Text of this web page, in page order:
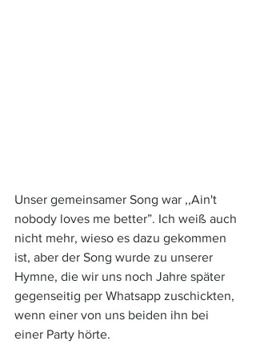
Unser gemeinsamer Song war ,,Ain't
nobody loves me better”. Ich weiß auch
nicht mehr, wieso es dazu gekommen
ist, aber der Song wurde zu unserer
Hymne, die wir uns noch Jahre später
gegenseitig per Whatsapp zuschickten,
wenn einer von uns beiden ihn bei
einer Party hörte.